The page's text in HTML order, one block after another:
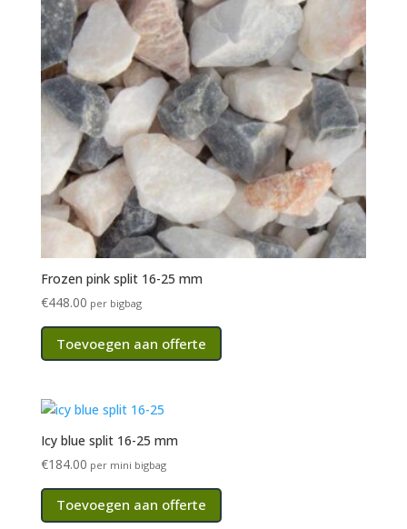
Frozen pink split 16-25 mm
€448.00 per bigbag
Toevoegen aan offerte
Icy blue split 16-25 mm
€184.00 per mini bigbag
Toevoegen aan offerte